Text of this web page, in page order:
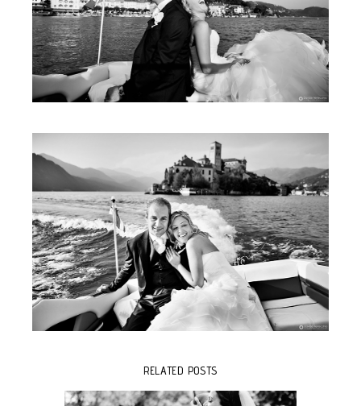
RELATED POSTS